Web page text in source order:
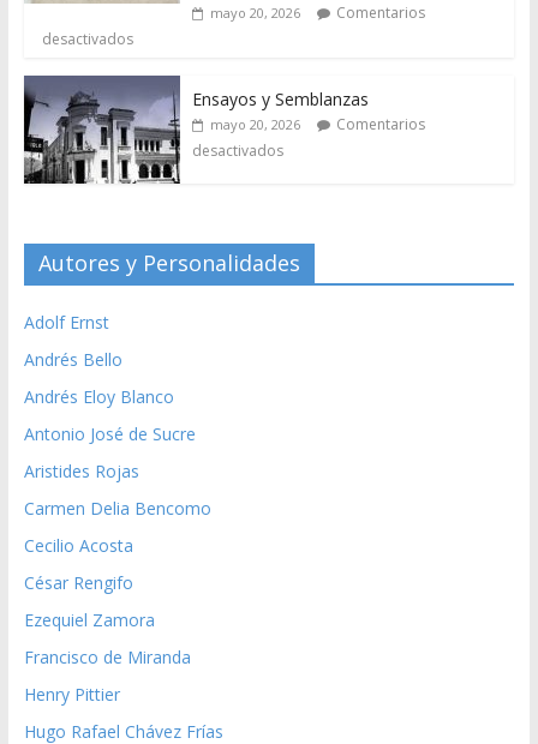
mayo 20, 2026
Comentarios
desactivados
Ensayos y Semblanzas
mayo 20, 2026
Comentarios
desactivados
Autores y Personalidades
Adolf Ernst
Andrés Bello
Andrés Eloy Blanco
Antonio José de Sucre
Aristides Rojas
Carmen Delia Bencomo
Cecilio Acosta
César Rengifo
Ezequiel Zamora
Francisco de Miranda
Henry Pittier
Hugo Rafael Chávez Frías